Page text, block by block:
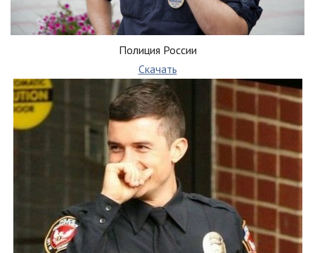
Полиция России
Скачать